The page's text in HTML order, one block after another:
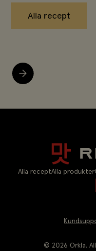
Alla recept
Alla receptAlla produkter
© 2026 Orkla.